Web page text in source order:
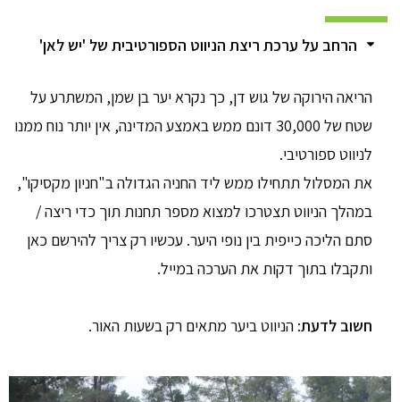
הרחב על ערכת ריצת הניווט הספורטיבית של 'יש לאן'
הריאה הירוקה של גוש דן, כך נקרא יער בן שמן, המשתרע על
שטח של 30,000 דונם ממש באמצע המדינה, אין יותר נוח ממנו
לניווט ספורטיבי.
את המסלול תתחילו ממש ליד החניה הגדולה ב"חניון מקסיקו",
במהלך הניווט תצטרכו למצוא מספר תחנות תוך כדי ריצה /
סתם הליכה כייפית בין נופי היער. עכשיו רק צריך להירשם כאן
ותקבלו בתוך דקות את הערכה במייל.
חשוב לדעת: הניווט ביער מתאים רק בשעות האור. ​